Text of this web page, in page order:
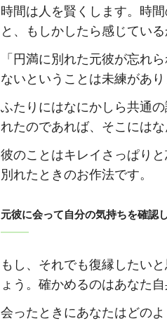
時間は人を賢くします。時
と、もしかしたら感じている
「円満に別れた元彼が忘れ
ないということは未練があ
ふたりにはなにかしら共通
れたのであれば、そこには
彼のことはキレイさっぱり
別れたときのお作法です。
元彼に会って自分の気持ちを確認
もし、それでも復縁したい
ょう。確かめるのはあなた自
会ったときにあなたはどの